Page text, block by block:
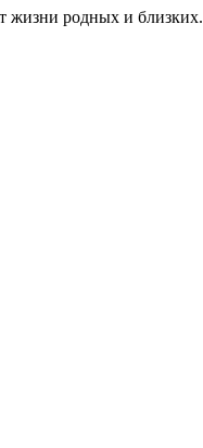
жизни родных и близких.